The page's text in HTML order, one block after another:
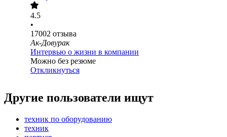
4.5
•
17002 отзыва
Ак-Довурак
Интервью о жизни в компании
Можно без резюме
Откликнуться
Другие пользователи ищут
техник по оборудованию
техник